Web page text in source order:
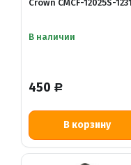
Crown CMCF-12025S-1231
В наличии
450 Р
В корзину